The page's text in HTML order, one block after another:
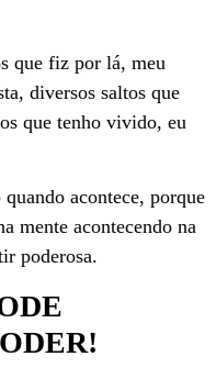
que fiz por lá, meu
diversos saltos que
que tenho vivido, eu
acontece, porque
mente acontecendo na
poderosa.